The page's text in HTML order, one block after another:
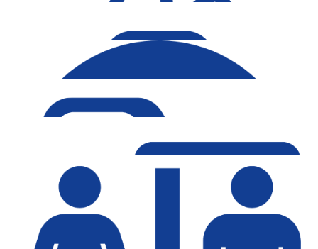
車票資訊（冬季 ー 現場購票）
可預約的巴士資訊請參考此處（冬季） >
預約及購買車票
時間表更新
電車與巴士轉乘